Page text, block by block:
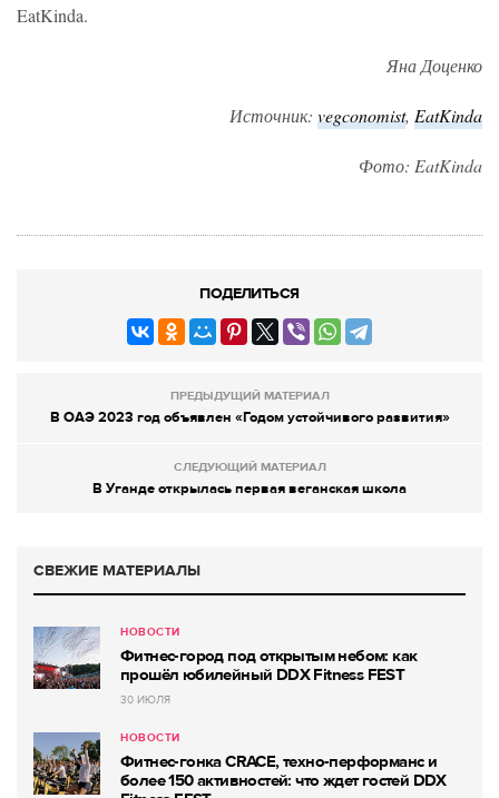
EatKinda.
Яна Доценко
Источник: vegconomist, EatKinda
Фото: EatKinda
ПОДЕЛИТЬСЯ
ПРЕДЫДУЩИЙ МАТЕРИАЛ
В OAЭ 2023 год объявлен «Годом устойчивого развития»
СЛЕДУЮЩИЙ МАТЕРИАЛ
В Уганде открылась первая веганская школа
СВЕЖИЕ МАТЕРИАЛЫ
НОВОСТИ
Фитнес-город под открытым небом: как
прошёл юбилейный DDX Fitness FEST
30 ИЮЛЯ
НОВОСТИ
Фитнес-гонка CRACE, техно-перформанс и
более 150 активностей: что ждет гостей DDX